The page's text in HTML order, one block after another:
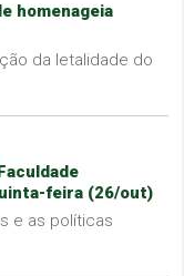
homenageia
da letalidade do
feira (26/out)
e as políticas